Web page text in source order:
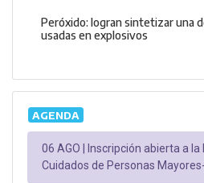
Peróxido: logran sintetizar una
usadas en explosivos
AGENDA
06 AGO |
Inscripción abierta a
Cuidados de Personas